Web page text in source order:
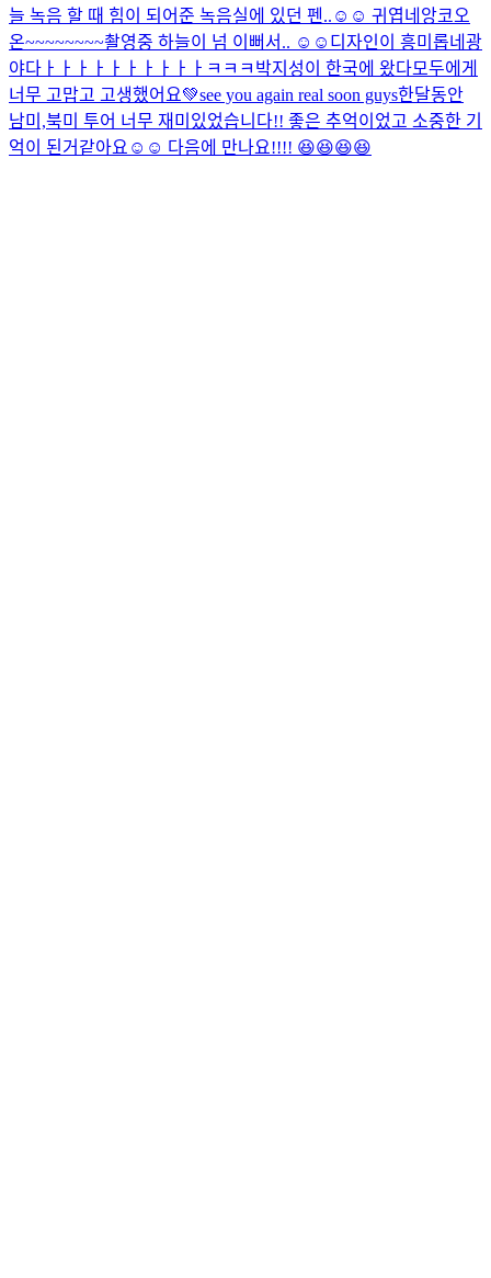
늘 녹음 할 때 힘이 되어준 녹음실에 있던 펜..☺️☺️ 귀엽네 앙코오
온~~~~~~~~촬영중 하늘이 넘 이뻐서.. ☺️☺️ 디자인이 흥미롭네 광
야다ㅏㅏㅏㅏㅏㅏㅏㅏㅏㅏㅋㅋㅋ 박지성이 한국에 왔다모두에게
너무 고맙고 고생했어요💚see you again real soon guys한달동안
남미,북미 투어 너무 재미있었습니다!! 좋은 추억이었고 소중한 기
억이 된거같아요☺️☺️ 다음에 만나요!!!! 😆😆😆😆